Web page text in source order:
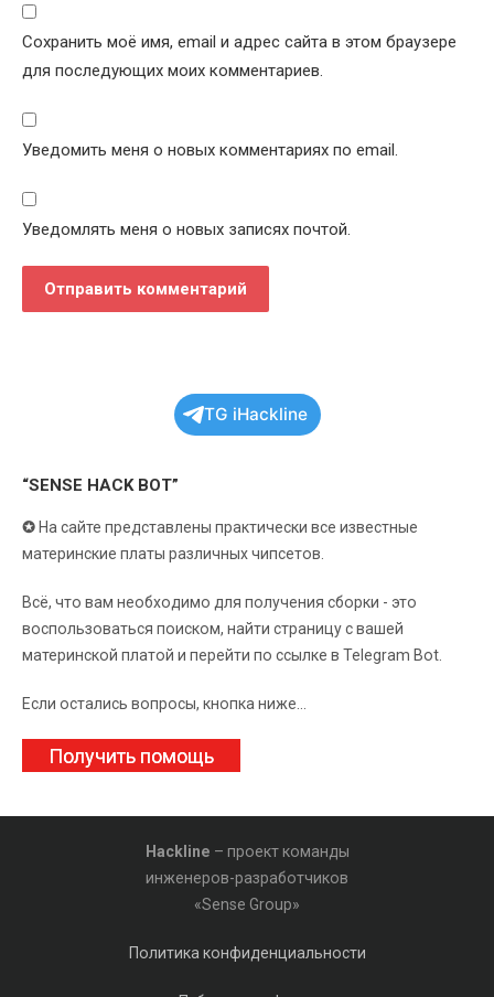
Сохранить моё имя, email и адрес сайта в этом браузере
для последующих моих комментариев.
Уведомить меня о новых комментариях по email.
Уведомлять меня о новых записях почтой.
TG iHackline
“SENSE HACK BOT”
✪ На сайте представлены практически все известные
материнские платы различных чипсетов.
Всё, что вам необходимо для получения сборки - это
воспользоваться поиском, найти страницу с вашей
материнской платой и перейти по ссылке в Telegram Bot.
Если остались вопросы, кнопка ниже...
Получить помощь
Hackline – проект команды
инженеров-разработчиков
«Sense Group»
Политика конфиденциальности